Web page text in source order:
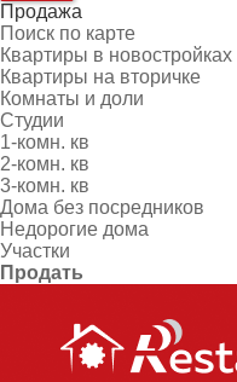
Продажа
Поиск по карте
Квартиры в новостройках
Квартиры на вторичке
Комнаты и доли
Студии
1-комн. кв
2-комн. кв
3-комн. кв
Дома без посредников
Недорогие дома
Участки
Продать